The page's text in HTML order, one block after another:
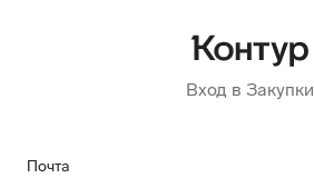
Вход в Закупки
Почта